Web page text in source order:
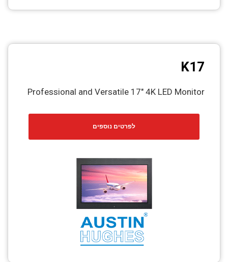
K17
Professional and Versatile 17″ 4K LED Monitor
לפרטים נוספים